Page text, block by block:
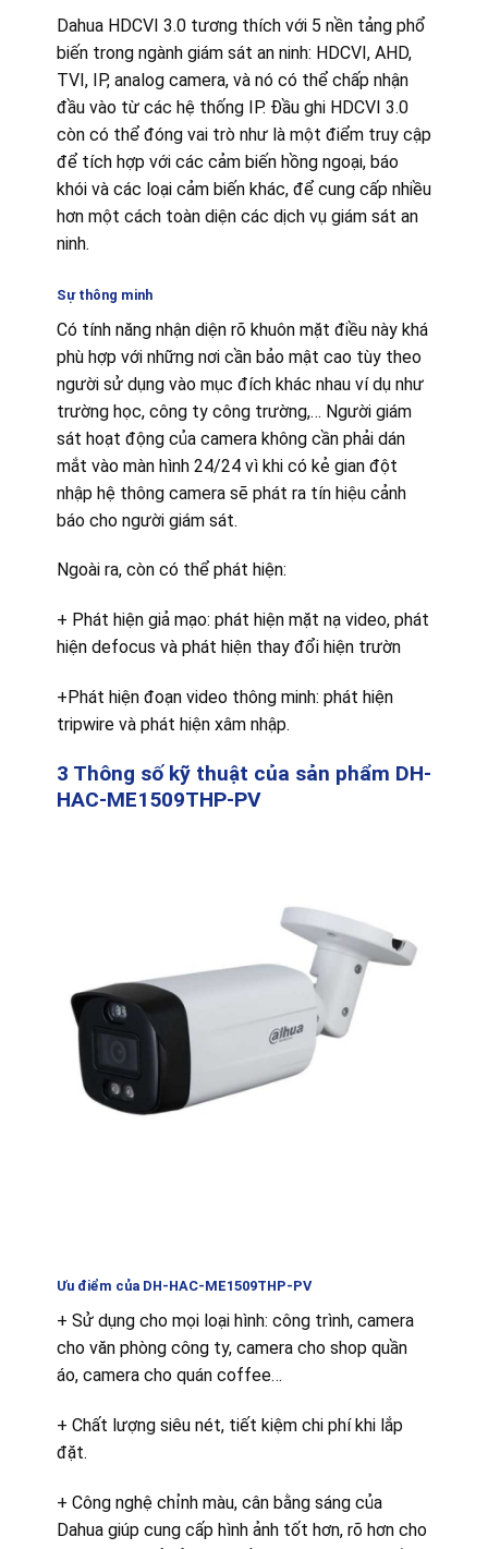
Dahua HDCVI 3.0 tương thích với 5 nền tảng phổ
biến trong ngành giám sát an ninh: HDCVI, AHD,
TVI, IP, analog camera, và nó có thể chấp nhận
đầu vào từ các hệ thống IP. Đầu ghi HDCVI 3.0
còn có thể đóng vai trò như là một điểm truy cập
để tích hợp với các cảm biến hồng ngoại, báo
khói và các loại cảm biến khác, để cung cấp nhiều
hơn một cách toàn diện các dịch vụ giám sát an
ninh.
Sự thông minh
Có tính năng nhận diện rõ khuôn mặt điều này khá
phù hợp với những nơi cần bảo mật cao tùy theo
người sử dụng vào mục đích khác nhau ví dụ như
trường học, công ty công trường,… Người giám
sát hoạt động của camera không cần phải dán
mắt vào màn hình 24/24 vì khi có kẻ gian đột
nhập hệ thông camera sẽ phát ra tín hiệu cảnh
báo cho người giám sát.
Ngoài ra, còn có thể phát hiện:
+ Phát hiện giả mạo: phát hiện mặt nạ video, phát
hiện defocus và phát hiện thay đổi hiện trườn
+Phát hiện đoạn video thông minh: phát hiện
tripwire và phát hiện xâm nhập.
3 Thông số kỹ thuật của sản phẩm DH-
HAC-ME1509THP-PV
Ưu điểm của DH-HAC-ME1509THP-PV
+ Sử dụng cho mọi loại hình: công trình, camera
cho văn phòng công ty, camera cho shop quần
áo, camera cho quán coffee…
+ Chất lượng siêu nét, tiết kiệm chi phí khi lắp
đặt.
+ Công nghệ chỉnh màu, cân bằng sáng của
Dahua giúp cung cấp hình ảnh tốt hơn, rõ hơn cho